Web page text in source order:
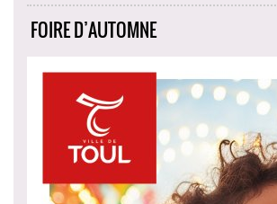
FOIRE D’AUTOMNE